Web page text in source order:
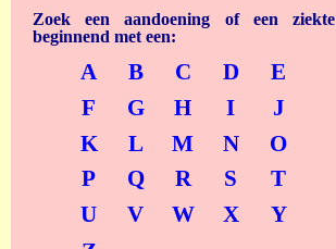
Zoek een aandoening of een ziekte
beginnend met een:
A B C D
E
F
G H I
J
K
L M N
O
P
Q R S
T
U
V W X
Y